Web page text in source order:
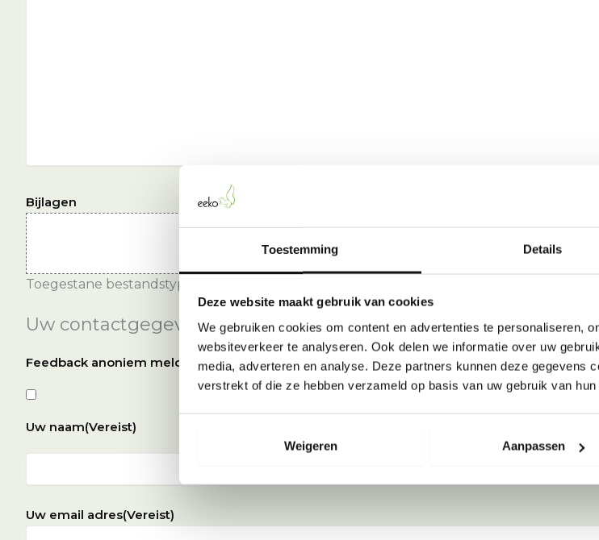
Toestemming Details
Deze website maakt gebruik van cookies
We gebruiken cookies om content en advertenties te personaliseren,
websiteverkeer te analyseren. Ook delen we informatie over uw
media, adverteren en analyse. Deze partners kunnen deze gegevens
verstrekt of die ze hebben verzameld op basis van uw gebruik van
Weigeren Aanpassen
Bijlagen
Sleep bestanden
Selecteer
Toegestane bestandstypen: doc, docx, pdf, jpg, jpeg, png, Max. bestandsgrootte: 128 MB.
Uw contactgegevens
Feedback anoniem melden?
Uw naam(Vereist)
Uw email adres(Vereist)